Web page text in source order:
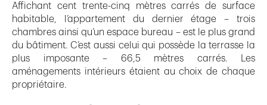
Affichant cent trente-cinq mètres carrés de surface
habitable, l’appartement du dernier étage – trois
chambres ainsi qu’un espace bureau – est le plus grand
du bâtiment. C’est aussi celui qui possède la terrasse la
plus imposante – 66,5 mètres carrés. Les
aménagements intérieurs étaient au choix de chaque
propriétaire.